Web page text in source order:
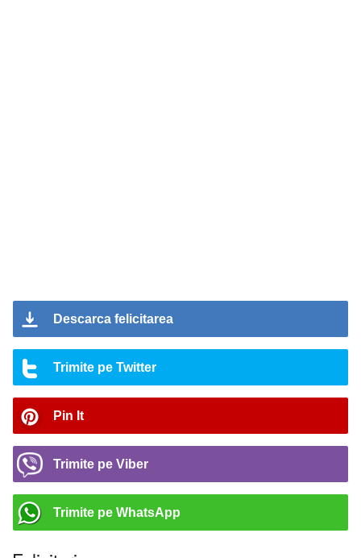
Descarca felicitarea
Trimite pe Twitter
Pin It
Trimite pe Viber
Trimite pe WhatsApp